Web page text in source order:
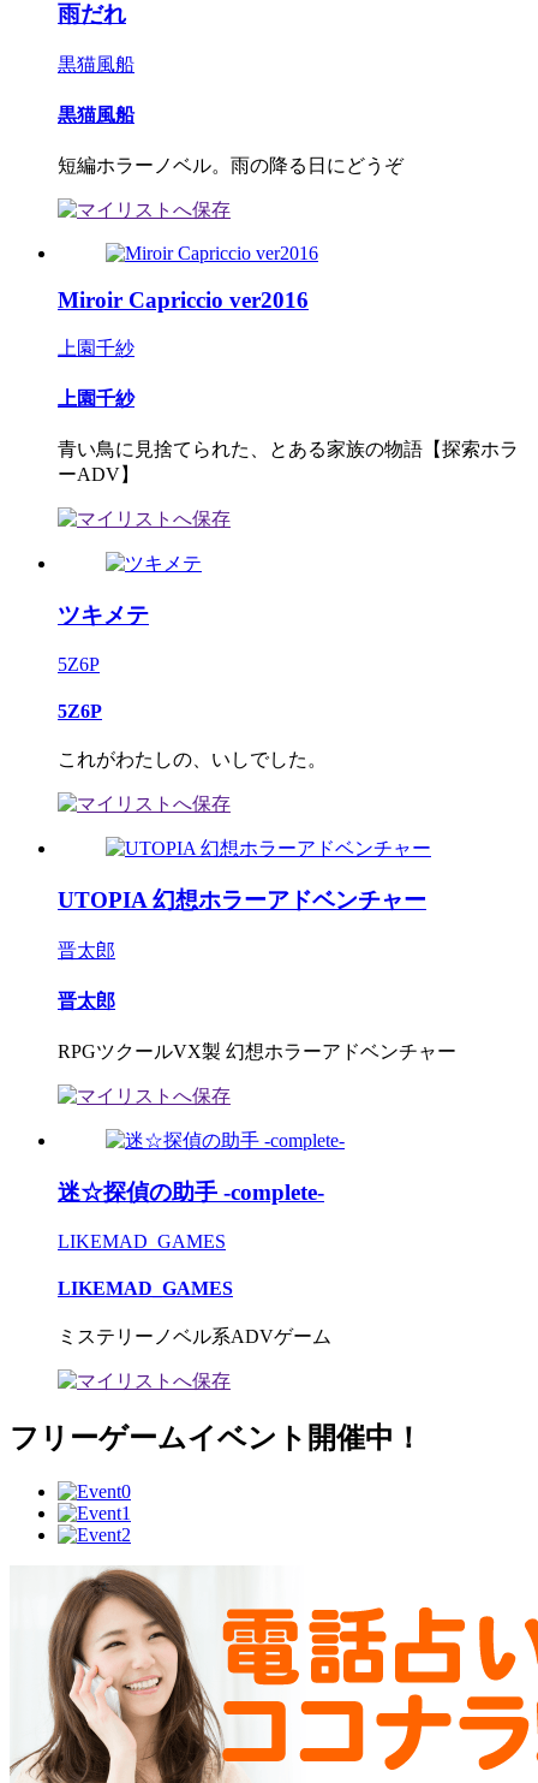
雨だれ
黒猫風船
黒猫風船
短編ホラーノベル。雨の降る日にどうぞ
Miroir Capriccio ver2016
上園千紗
上園千紗
青い鳥に見捨てられた、とある家族の物語【探索ホラ
ーADV】
ツキメテ
5Z6P
5Z6P
これがわたしの、いしでした。
UTOPIA 幻想ホラーアドベンチャー
晋太郎
晋太郎
RPGツクールVX製 幻想ホラーアドベンチャー
迷☆探偵の助手 -complete-
LIKEMAD_GAMES
LIKEMAD_GAMES
ミステリーノベル系ADVゲーム
フリーゲームイベント開催中！